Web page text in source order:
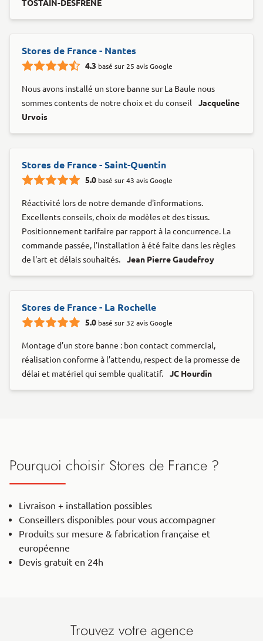
TOSTAIN-DESFRENE
Stores de France - Nantes
4.3 basé sur 25 avis Google
Nous avons installé un store banne sur La Baule nous
sommes contents de notre choix et du conseil
Jacqueline
Urvois
Stores de France - Saint-Quentin
5.0 basé sur 43 avis Google
Réactivité lors de notre demande d'informations.
Excellents conseils, choix de modèles et des tissus.
Positionnement tarifaire par rapport à la concurrence. La
commande passée, l'installation à été faite dans les règles
de l'art et délais souhaités.
Jean Pierre Gaudefroy
Stores de France - La Rochelle
5.0 basé sur 32 avis Google
Montage d’un store banne : bon contact commercial,
réalisation conforme à l’attendu, respect de la promesse de
délai et matériel qui semble qualitatif.
JC Hourdin
Pourquoi choisir Stores de France ?
Livraison + installation possibles
Conseillers disponibles pour vous accompagner
Produits sur mesure & fabrication française et
européenne
Devis gratuit en 24h
Trouvez votre agence